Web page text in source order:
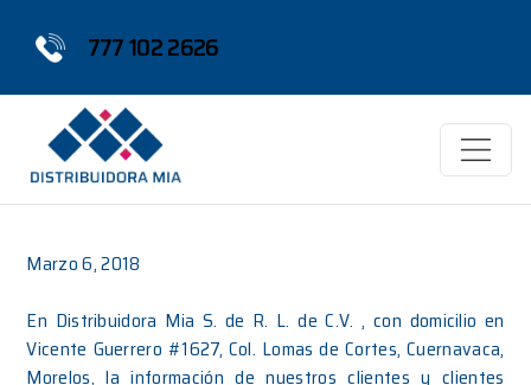
777 102 2626
Marzo 6, 2018
En Distribuidora Mia S. de R. L. de C.V. , con domicilio en
Vicente Guerrero #1627, Col. Lomas de Cortes, Cuernavaca,
Morelos, la información de nuestros clientes y clientes